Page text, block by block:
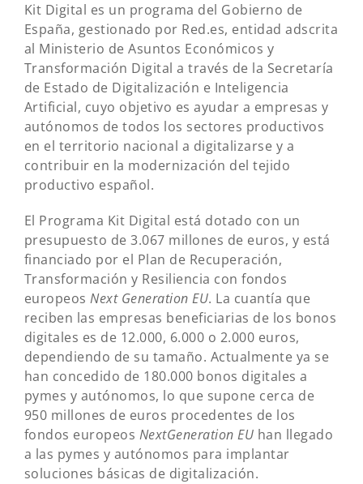
Kit Digital es un programa del Gobierno de
España, gestionado por Red.es, entidad adscrita
al Ministerio de Asuntos Económicos y
Transformación Digital a través de la Secretaría
de Estado de Digitalización e Inteligencia
Artificial, cuyo objetivo es ayudar a empresas y
autónomos de todos los sectores productivos
en el territorio nacional a digitalizarse y a
contribuir en la modernización del tejido
productivo español.
El Programa Kit Digital está dotado con un
presupuesto de 3.067 millones de euros, y está
financiado por el Plan de Recuperación,
Transformación y Resiliencia con fondos
europeosNext Generation EU. La cuantía que
reciben las empresas beneficiarias de los bonos
digitales es de 12.000, 6.000 o 2.000 euros,
dependiendo de su tamaño. Actualmente ya se
han concedido de 180.000 bonos digitales a
pymes y autónomos, lo que supone cerca de
950 millones de euros procedentes de los
fondos europeos NextGeneration EU han llegado
a las pymes y autónomos para implantar
soluciones básicas de digitalización.